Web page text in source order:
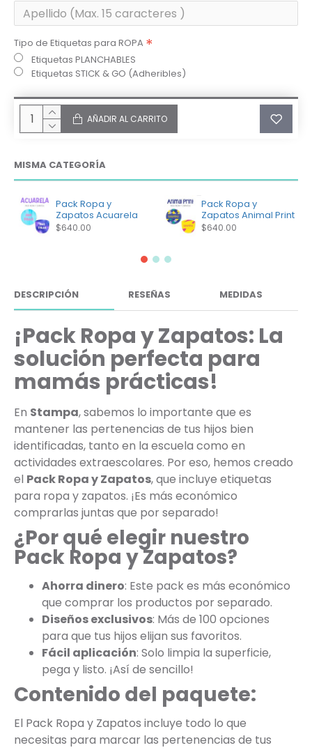
Tipo de Etiquetas para ROPA
Etiquetas PLANCHABLES
Etiquetas STICK & GO (Adheribles)
AÑADIR AL CARRITO
MISMA CATEGORÍA
Pack Ropa y
Zapatos Acuarela
$640.00
Pack Ropa y
Zapatos Animal Print
$640.00
DESCRIPCIÓN RESEÑAS MEDIDAS
¡Pack Ropa y Zapatos: La
solución perfecta para
mamás prácticas!
En Stampa, sabemos lo importante que es
mantener las pertenencias de tus hijos bien
identificadas, tanto en la escuela como en
actividades extraescolares. Por eso, hemos creado
el Pack Ropa y Zapatos, que incluye etiquetas
para ropa y zapatos. ¡Es más económico
comprarlas juntas que por separado!
¿Por qué elegir nuestro
Pack Ropa y Zapatos?
Ahorra dinero: Este pack es más económico
que comprar los productos por separado.
Diseños exclusivos: Más de 100 opciones
para que tus hijos elijan sus favoritos.
Fácil aplicación: Solo limpia la superficie,
pega y listo. ¡Así de sencillo!
Contenido del paquete:
El Pack Ropa y Zapatos incluye todo lo que
necesitas para marcar las pertenencias de tus